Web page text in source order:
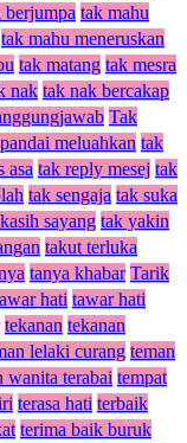
berjumpa tak mahu
tak mahu meneruskan
tak matang tak mesra
nak tak nak bercakap
Tak
meluahkan tak
asa tak reply mesej tak
tak sengaja tak suka
sayang tak yakin
takut terluka
tanya khabar Tarik
hati tawar hati
tekanan tekanan
lelaki curang teman
wanita terabai tempat
terasa hati terbaik
terima baik buruk